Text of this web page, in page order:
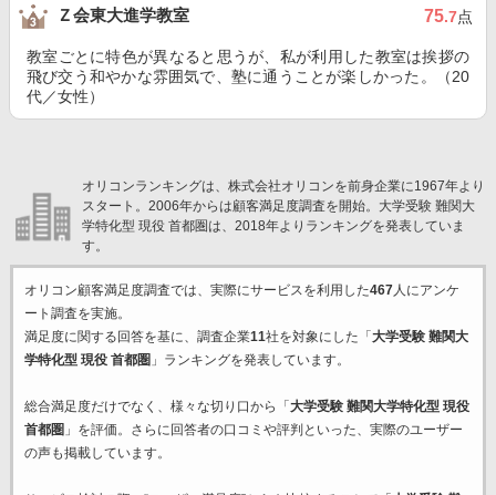
Ｚ会東大進学教室 75.7点
教室ごとに特色が異なると思うが、私が利用した教室は挨拶の
飛び交う和やかな雰囲気で、塾に通うことが楽しかった。（20
代／女性）
オリコンランキングは、株式会社オリコンを前身企業に1967年より
スタート。2006年からは顧客満足度調査を開始。大学受験 難関大
学特化型 現役 首都圏は、2018年よりランキングを発表していま
す。
オリコン顧客満足度調査では、実際にサービスを利用した467人にアンケ
ート調査を実施。
満足度に関する回答を基に、調査企業11社を対象にした「 大学受験 難関大
学特化型 現役 首都圏 」ランキングを発表しています。
総合満足度だけでなく、様々な切り口から「 大学受験 難関大学特化型 現役
首都圏 」を評価。さらに回答者の口コミや評判といった、実際のユーザー
の声も掲載しています。